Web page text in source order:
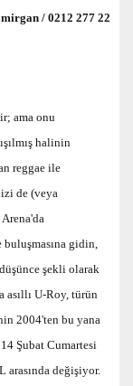
/ 0212 277 22
ama onu
halinin
reggae ile
de (veya
gidin,
şekli olarak
asıllı U-Roy, türün
2004'ten bu yana
Şubat Cumartesi
arasında değişiyor.